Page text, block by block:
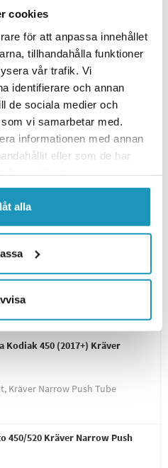
cookies
för att anpassa innehållet
tillhandahålla funktioner
vår trafik. Vi
identifierare och annan
de sociala medier och
vi samarbetar med.
informationen med annan
eller som de har
alla
Scrambler 850/1000
Sportsman 1000 (-2016),
Touring 850
XP 1000 (-2017), Sportsman
C Force 850/1000
av 450 / 570 Outlander /
Kodiak 450 (2017+) Kräver
Kräver Narrow Push Tube
450/520 Kräver Narrow Push